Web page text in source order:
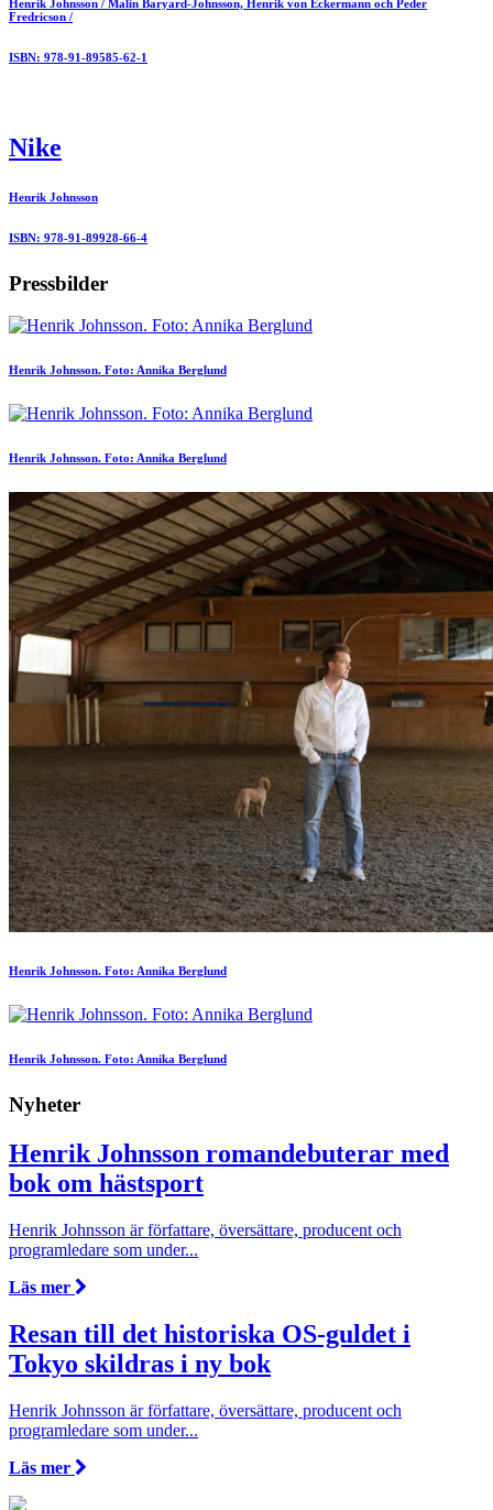
Henrik Johnsson / Malin Baryard-Johnsson, Henrik von Eckermann och Peder
Fredricson /
ISBN: 978-91-89585-62-1
Nike
Henrik Johnsson
ISBN: 978-91-89928-66-4
Pressbilder
Henrik Johnsson. Foto: Annika Berglund
Henrik Johnsson. Foto: Annika Berglund
Henrik Johnsson. Foto: Annika Berglund
Henrik Johnsson. Foto: Annika Berglund
Nyheter
Henrik Johnsson romandebuterar med
bok om hästsport
Henrik Johnsson är författare, översättare, producent och
programledare som under...
Läs mer
Resan till det historiska OS-guldet i
Tokyo skildras i ny bok
Henrik Johnsson är författare, översättare, producent och
programledare som under...
Läs mer